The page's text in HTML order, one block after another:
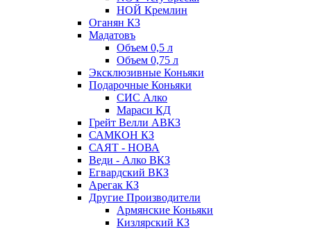
НОЙ Кремлин
Оганян КЗ
Мадатовъ
Объем 0,5 л
Объем 0,75 л
Эксклюзивные Коньяки
Подарочные Коньяки
СИС Алко
Мараси КД
Грейт Велли АВКЗ
САМКОН КЗ
САЯТ - НОВА
Веди - Алко ВКЗ
Егвардский ВКЗ
Арегак КЗ
Другие Производители
Армянские Коньяки
Кизлярский КЗ